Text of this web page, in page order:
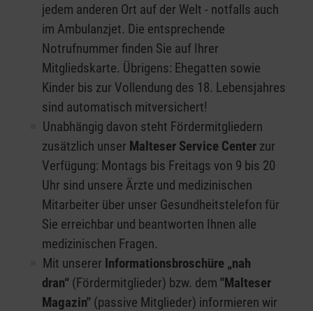
jedem anderen Ort auf der Welt - notfalls auch
im Ambulanzjet. Die entsprechende
Notrufnummer finden Sie auf Ihrer
Mitgliedskarte. Übrigens: Ehegatten sowie
Kinder bis zur Vollendung des 18. Lebensjahres
sind automatisch mitversichert!
Unabhängig davon steht Fördermitgliedern
zusätzlich unser Malteser Service Center zur
Verfügung: Montags bis Freitags von 9 bis 20
Uhr sind unsere Ärzte und medizinischen
Mitarbeiter über unser Gesundheitstelefon für
Sie erreichbar und beantworten Ihnen alle
medizinischen Fragen.
Mit unserer Informationsbroschüre „nah
dran“ (Fördermitglieder) bzw. dem "Malteser
Magazin" (passive Mitglieder) informieren wir